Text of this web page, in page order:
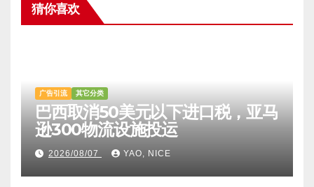
猜你喜欢
广告引流 其它分类
巴西取消50美元以下进口税，亚马
逊300物流设施投运
2026/08/07 YAO, NICE